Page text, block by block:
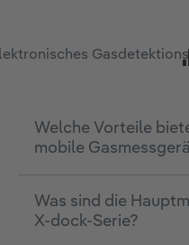
Welche Vorteile
mobile
Was sind die
X-dock-Serie?